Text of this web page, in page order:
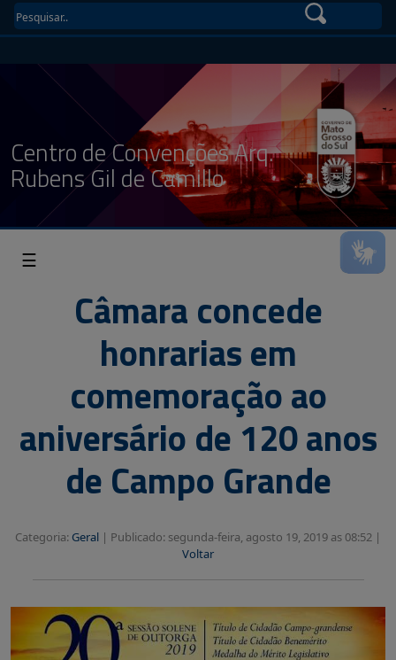
Centro de Convenções Arq.
Rubens Gil de Camillo
☰
Câmara concede
honrarias em
comemoração ao
aniversário de 120 anos
de Campo Grande
Categoria: Geral | Publicado: segunda-feira, agosto 19, 2019 as 08:52 |
Voltar